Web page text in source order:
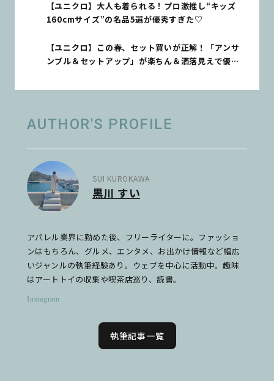
【ユニクロ】大人も着られる！プロ激推し“キッズ
160cmサイズ”の名品5選が優秀すぎた♡
【ユニクロ】この春、セット買いが正解！「アンサ
ンブル＆セットアップ」が楽ちん＆洒落見えで優秀
AUTHOR'S PROFILE
SUI KUROKAWA
黒川 すい
アパレル業界に勤めた後、フリーライターに。ファッショ
ンはもちろん、グルメ、エンタメ、お出かけ情報など幅広
いジャンルの執筆経験あり。ウェブを中心に活動中。趣味
はアートトイの収集や喫茶店巡り、読書。
Instagram
執筆記事一覧